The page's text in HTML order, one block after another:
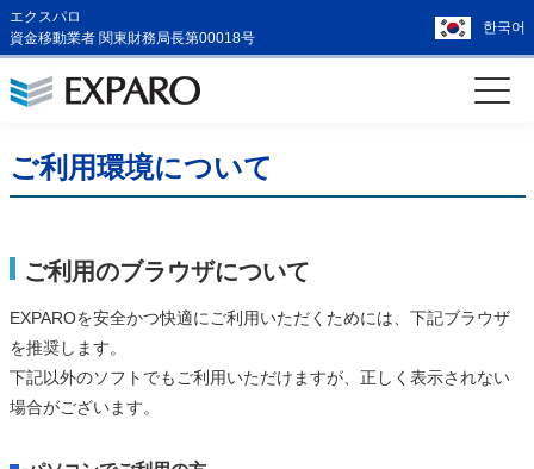
エクスパロ
資金移動業者 関東財務局長第00018号
한국어
ご利用環境について
ご利用のブラウザについて
EXPAROを安全かつ快適にご利用いただくためには、下記ブラウザ
を推奨します。
下記以外のソフトでもご利用いただけますが、正しく表示されない
場合がございます。